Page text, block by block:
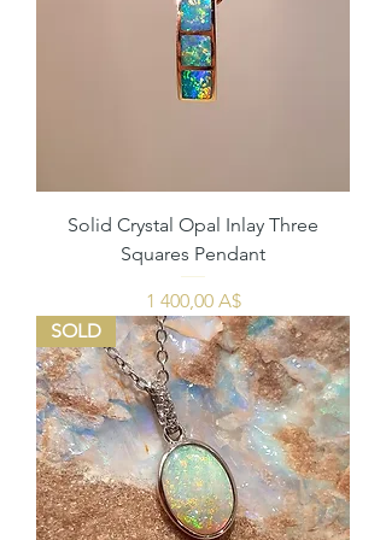
Solid Crystal Opal Inlay Three
Squares Pendant
Цена
1 400,00 A$
SOLD